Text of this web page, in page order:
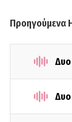
Προηγούμενα